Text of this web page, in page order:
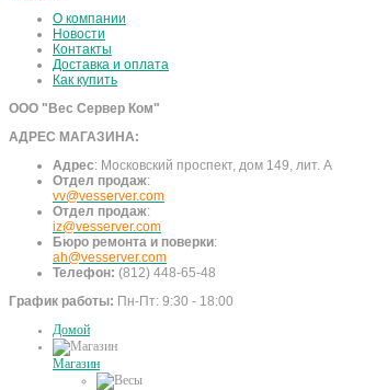
О компании
Новости
Контакты
Доставка и оплата
Как купить
ООО "Вес Сервер Ком"
АДРЕС МАГАЗИНА:
Адрес: Московский проспект, дом 149, лит. А
Отдел продаж:
vv@vesserver.com
Отдел продаж:
iz@vesserver.com
Бюро ремонта и поверки:
ah@vesserver.com
Телефон: (812) 448-65-48
График работы: Пн-Пт: 9:30 - 18:00
Домой
Магазин